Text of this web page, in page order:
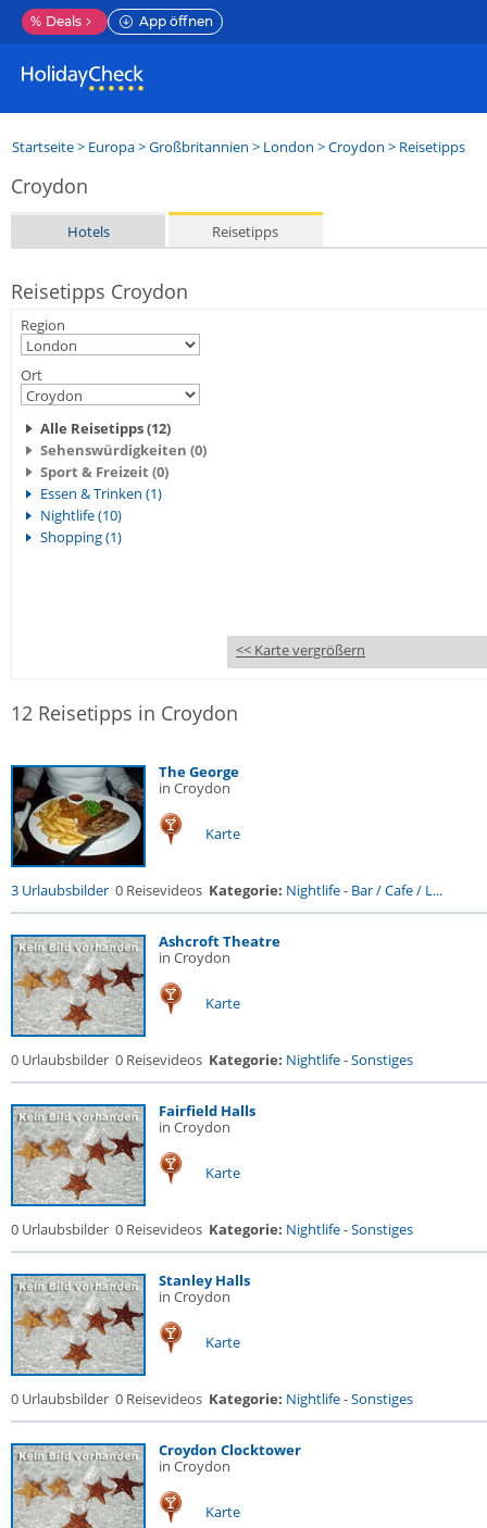
% Deals App öffnen
Startseite> Europa>Großbritannien > London >Croydon > Reisetipps
Croydon
Hotels Reisetipps
Reisetipps Croydon
Region
Ort
Alle Reisetipps (12)
Sehenswürdigkeiten (0)
Sport & Freizeit (0)
Essen & Trinken (1)
Nightlife (10)
Shopping (1)
<< Karte vergrößern
12 Reisetipps in Croydon
The George
in Croydon
Karte
3 Urlaubsbilder 0 Reisevideos Kategorie: Nightlife- Bar / Cafe / L...
Ashcroft Theatre
in Croydon
Karte
0 Urlaubsbilder 0 Reisevideos Kategorie: Nightlife-Sonstiges
Fairfield Halls
in Croydon
Karte
0 Urlaubsbilder 0 Reisevideos Kategorie: Nightlife-Sonstiges
Stanley Halls
in Croydon
Karte
0 Urlaubsbilder 0 Reisevideos Kategorie: Nightlife-Sonstiges
Croydon Clocktower
in Croydon
Karte